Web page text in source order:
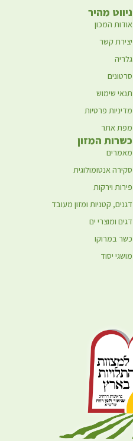
ניווט מהיר
אודות המכון
יצירת קשר
גלריה
סרטונים
תנאי שימוש
מדיניות פרטיות
מפת אתר
כשרות המזון
מאמרים
סקירה אנטומולוגית
פירות וירקות
דגנים, קטניות ומזון מעובד
דגים ומוצרי ים
כשר במרוקו
מושגי יסוד